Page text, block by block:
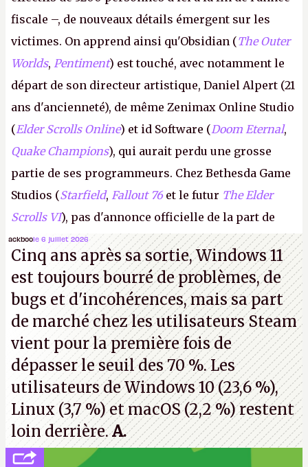
fiscale –, de nouveaux détails émergent sur les
victimes. On apprend ainsi qu'Obsidian (The Outer
Worlds, Pentiment) est touché, avec notamment le
départ de son directeur artistique, Daniel Alpert (21
ans d'ancienneté), de même Zenimax Online Studio
(Elder Scrolls Online) et id Software (Doom Eternal,
Quake Champions), qui aurait perdu une grosse
partie de ses programmeurs. Chez Bethesda Game
Studios (Starfield, Fallout 76 et le futur The Elder
Scrolls VI), pas d'annonce officielle de la part de
Microsoft, mais le syndicat des employés confirme
de nombreux licenciements.A.
ackboole 6 juillet 2026
Cinq ans après sa sortie, Windows 11
est toujours bourré de problèmes, de
bugs et d'incohérences, mais sa part
de marché chez les utilisateurs Steam
vient pour la première fois de
dépasser le seuil des 70 %. Les
utilisateurs de Windows 10 (23,6 %),
Linux (3,7 %) et macOS (2,2 %) restent
loin derrière.A.